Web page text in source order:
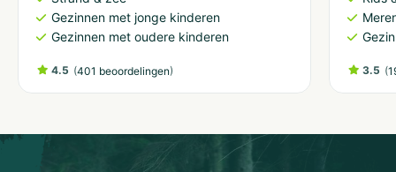
5-9
10-24
25-49
50-100
2-10 kinderen
Provincie(s) en streek
Amsterdam
Gezinnen met jonge kinderen
Gezinnen met oudere kinderen
4.5 (401 beoordelingen) 3.5 (